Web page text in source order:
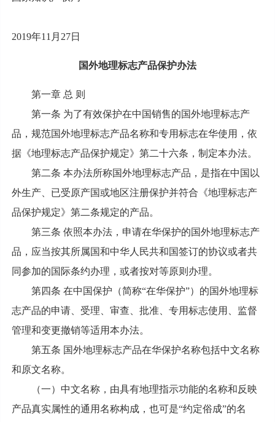
2019年11月27日
国外地理标志产品保护办法
第一章 总 则
第一条 为了有效保护在中国销售的国外地理标志产
品，规范国外地理标志产品名称和专用标志在华使用，依
据《地理标志产品保护规定》第二十六条，制定本办法。
第二条 本办法所称国外地理标志产品，是指在中国以
外生产、已受原产国或地区注册保护并符合《地理标志产
品保护规定》第二条规定的产品。
第三条 依照本办法，申请在华保护的国外地理标志产
品，应当按其所属国和中华人民共和国签订的协议或者共
同参加的国际条约办理，或者按对等原则办理。
第四条 在中国保护（简称“在华保护”）的国外地理标
志产品的申请、受理、审查、批准、专用标志使用、监督
管理和变更撤销等适用本办法。
第五条 国外地理标志产品在华保护名称包括中文名称
和原文名称。
（一）中文名称，由具有地理指示功能的名称和反映
产品真实属性的通用名称构成，也可是“约定俗成”的名